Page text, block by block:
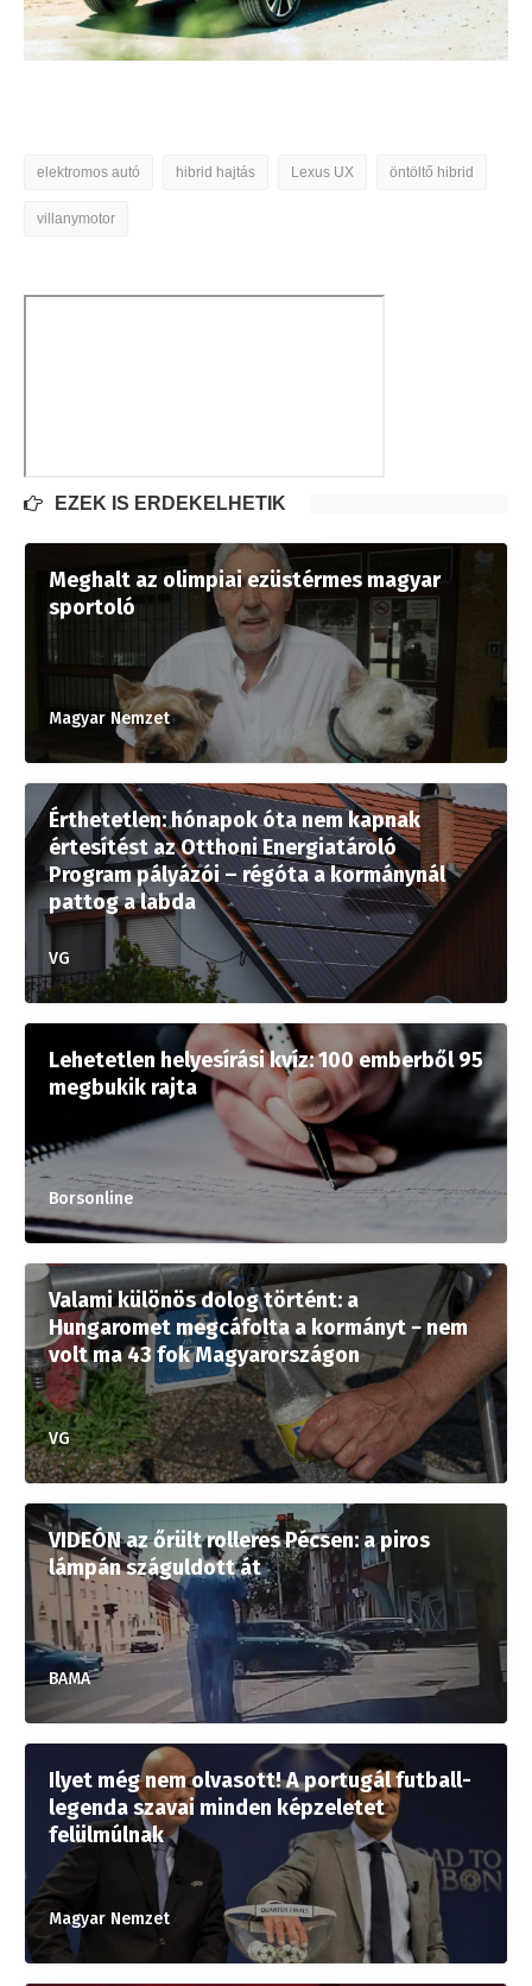
elektromos autó hibrid hajtás Lexus UX öntöltő hibrid
villanymotor
EZEK IS ÉRDEKELHETIK
Meghalt az olimpiai ezüstérmes magyar
sportoló
Magyar Nemzet
Érthetetlen: hónapok óta nem kapnak
értesítést az Otthoni Energiatároló
Program pályázói – régóta a kormánynál
pattog a labda
VG
Lehetetlen helyesírási kvíz: 100 emberből 95
megbukik rajta
Borsonline
Valami különös dolog történt: a
Hungaromet megcáfolta a kormányt − nem
volt ma 43 fok Magyarországon
VG
VIDEÓN az őrült rolleres Pécsen: a piros
lámpán száguldott át
BAMA
Ilyet még nem olvasott! A portugál futball-
legenda szavai minden képzeletet
felülmúlnak
Magyar Nemzet